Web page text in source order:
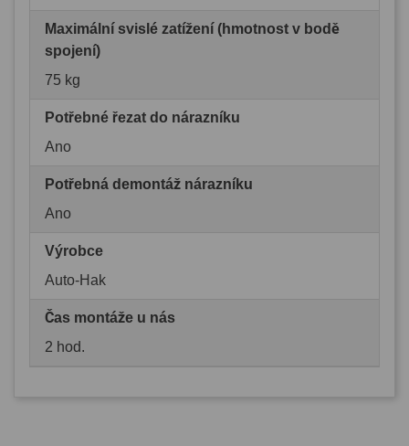
Maximální svislé zatížení (hmotnost v bodě
spojení)
75 kg
Potřebné řezat do nárazníku
Ano
Potřebná demontáž nárazníku
Ano
Výrobce
Auto-Hak
Čas montáže u nás
2 hod.